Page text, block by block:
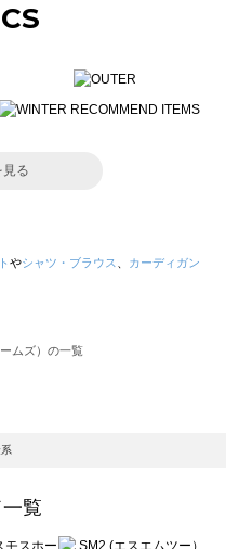
る
やシャツ・ブラウス
カーディガン
ムズ）の一覧
ンサモスモス）の一覧
）の一覧
覧